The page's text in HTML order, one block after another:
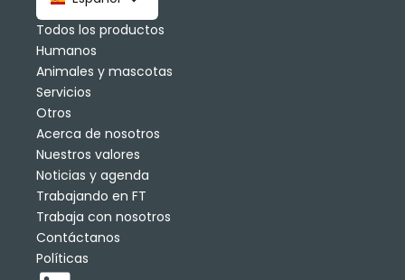
Todos los productos
Humanos
Animales y mascotas
Servicios
Otros
Acerca de nosotros
Nuestros valores
Noticias y agenda
Trabajando en FT
Trabaja con nosotros
Contáctanos
Políticas